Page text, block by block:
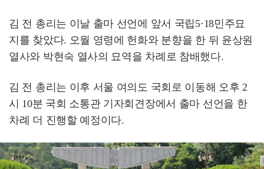
김 전 총리는 이날 출마 선언에 앞서 국립5·18민주묘
지를 찾았다. 오월 영령에 헌화와 분향을 한 뒤 윤상원
열사와 박현숙 열사의 묘역을 차례로 참배했다.
김 전 총리는 이후 서울 여의도 국회로 이동해 오후 2
시 10분 국회 소통관 기자회견장에서 출마 선언을 한
차례 더 진행할 예정이다.